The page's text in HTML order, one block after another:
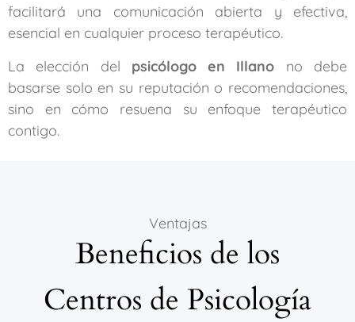
facilitará una comunicación abierta y efectiva,
esencial en cualquier proceso terapéutico.
La elección del psicólogo en Illano no debe
basarse solo en su reputación o recomendaciones,
sino en cómo resuena su enfoque terapéutico
contigo.
Ventajas
Beneficios de los
Centros de Psicología